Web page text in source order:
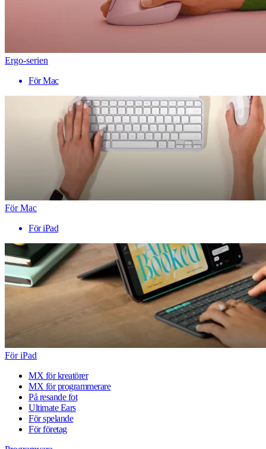
Ergo-serien
För Mac
För Mac
För iPad
För iPad
MX för kreatörer
MX för programmerare
På resande fot
Ultimate Ears
För spelande
För företag